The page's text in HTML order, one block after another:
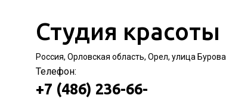
Студия красоты
Россия, Орловская область, Орел, улица Бурова
Телефон:
+7 (486) 236-66-